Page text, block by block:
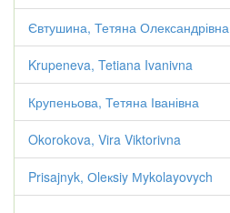
Євтушина, Тетяна Олександрівна
Krupeneva, Tetiana Ivanivna
Крупеньова, Тетяна Іванівна
Okorokova, Vira Viktorivna
Prisajnyk, Оleкsiy Мykolayovych